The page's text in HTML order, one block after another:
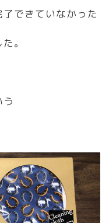
できていなかった
。